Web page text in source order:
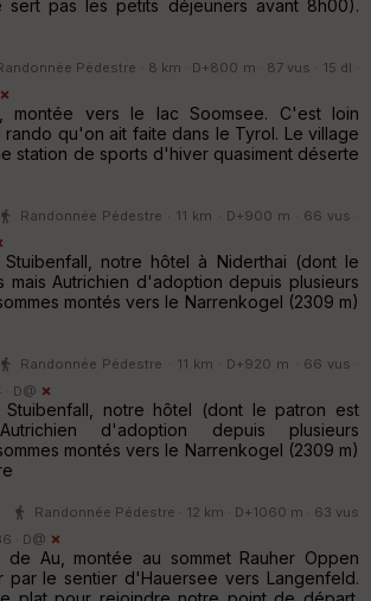
sert pas les petits déjeuners avant 8h00).
Pédestre · 8 km · D+800 m · 87 vus · 15 dl ·
montée vers le lac Soomsee. C'est loin
qu'on ait faite dans le Tyrol. Le village
station de sports d'hiver quasiment déserte
Randonnée Pédestre · 11 km · D+900 m · 66 vus ·
Stuibenfall, notre hôtel à Niderthai (dont le
mais Autrichien d'adoption depuis plusieurs
montés vers le Narrenkogel (2309 m)
Randonnée Pédestre · 11 km · D+920 m · 66 vus ·
D@
Stuibenfall, notre hôtel (dont le patron est
d'adoption depuis plusieurs
montés vers le Narrenkogel (2309 m)
Randonnée Pédestre · 12 km · D+1060 m · 63 vus
· D@
de Au, montée au sommet Rauher Oppen
par le sentier d'Hauersee vers Langenfeld.